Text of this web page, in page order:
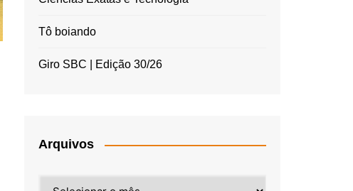
Tô boiando
Giro SBC | Edição 30/26
Arquivos